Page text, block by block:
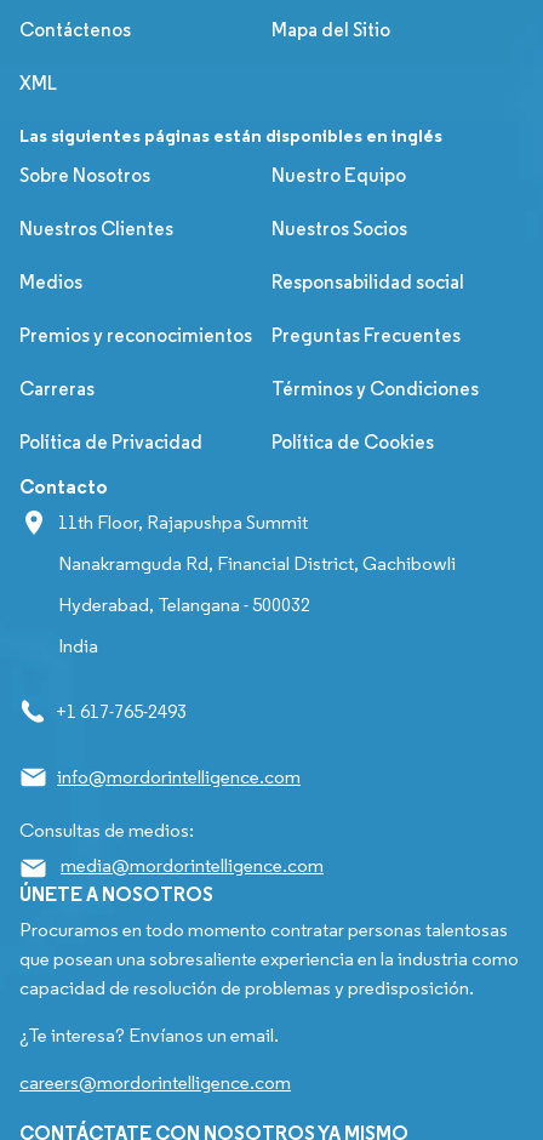
Contáctenos Mapa del Sitio
XML
Las siguientes páginas están disponibles en inglés
Sobre Nosotros
Nuestro Equipo
Nuestros Clientes Nuestros Socios
Medios Responsabilidad social
Premios y reconocimientos Preguntas Frecuentes
Carreras Términos y Condiciones
Política de Privacidad Política de Cookies
Contacto
11th Floor, Rajapushpa Summit
Nanakramguda Rd, Financial District, Gachibowli
Hyderabad, Telangana - 500032
India
+1 617-765-2493
info@mordorintelligence.com
Consultas de medios:
media@mordorintelligence.com
ÚNETE A NOSOTROS
Procuramos en todo momento contratar personas talentosas
que posean una sobresaliente experiencia en la industria como
capacidad de resolución de problemas y predisposición.
¿Te interesa? Envíanos un email.
careers@mordorintelligence.com
CONTÁCTATE CON NOSOTROS YA MISMO